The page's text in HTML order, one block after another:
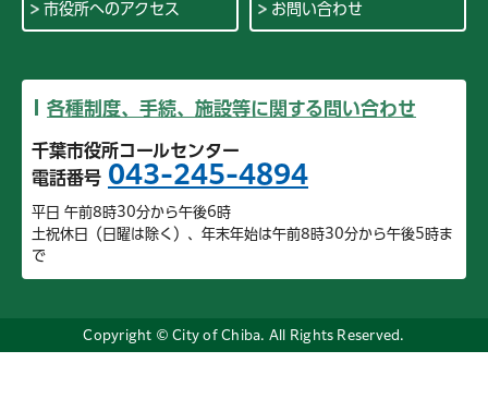
市役所へのアクセス お問い合わせ
各種制度、手続、施設等に関する問い合わせ
千葉市役所コールセンター
電話番号 043-245-4894
平日 午前8時30分から午後6時
土祝休日（日曜は除く）、年末年始は午前8時30分から午後5時ま
で
Copyright © City of Chiba. All Rights Reserved.